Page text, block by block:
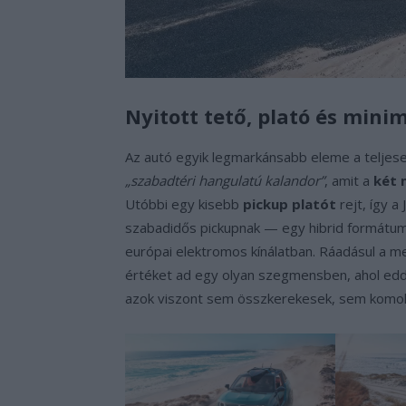
Nyitott tető, plató és
Az autó egyik legmarkánsabb eleme a
„szabadtéri hangulatú kalandor”, amit a két
Utóbbi egy kisebb pickup platót rejt, így a
szabadidős pickupnak — egy hibrid
európai elektromos kínálatban. Ráadásul a
értéket ad egy olyan szegmensben, ahol
azok viszont sem összkerekesek, sem